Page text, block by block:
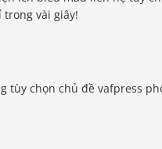
vài giây!
tùy chọn chủ đề vafpress